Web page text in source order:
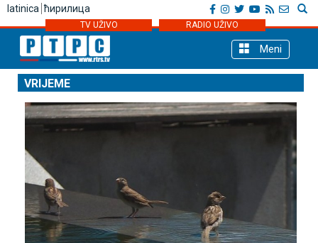
latinica ћирилица
TV UŽIVO RADIO UŽIVO
Meni
VRIJEME